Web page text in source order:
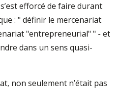
efforcé de faire durant
: " définir le mercenariat
"entrepreneurial" " - et
dans un sens quasi-
non seulement n’était pas